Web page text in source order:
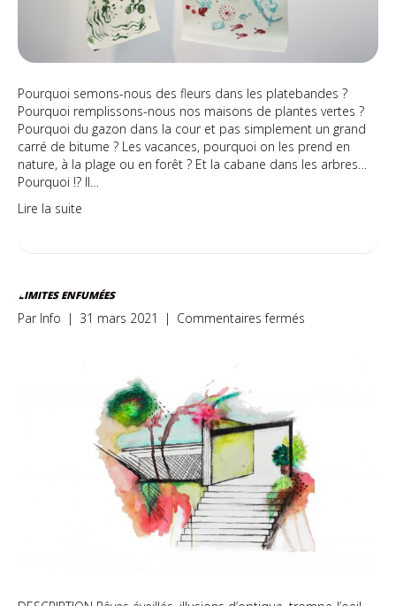
Pourquoi semons-nous des fleurs dans les platebandes ?
Pourquoi remplissons-nous nos maisons de plantes vertes ?
Pourquoi du gazon dans la cour et pas simplement un grand
carré de bitume ? Les vacances, pourquoi on les prend en
nature, à la plage ou en forêt ? Et la cabane dans les arbres…
Pourquoi !? Il…
Lire la suite
LIMITES ENFUMÉES
Par Info | 31 mars 2021 | Commentaires fermés